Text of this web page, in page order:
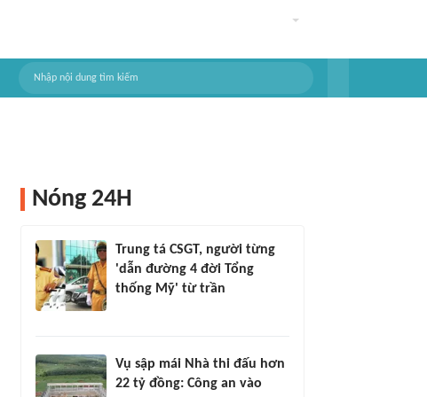
Nóng 24H
Trung tá CSGT, người từng
'dẫn đường 4 đời Tổng
thống Mỹ' từ trần
Vụ sập mái Nhà thi đấu hơn
22 tỷ đồng: Công an vào